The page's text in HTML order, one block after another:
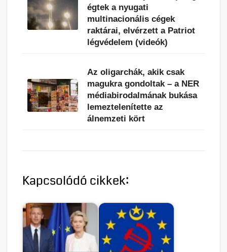
égtek a nyugati
multinacionális cégek
raktárai, elvérzett a Patriot
légvédelem (videók)
Az oligarchák, akik csak
magukra gondoltak – a NER
médiabirodalmának bukása
lemeztelenítette az
álnemzeti kört
Kapcsolódó cikkek: